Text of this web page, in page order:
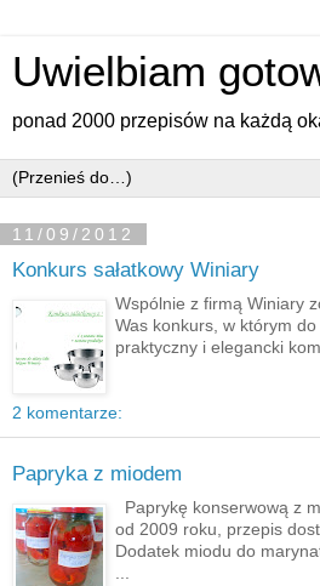
Uwielbiam
ponad 2000 przepisów na każdą
11/09/2012
Konkurs sałatkowy Winiary
Wspólnie z firmą Winiary
Was konkurs, w którym
praktyczny i elegancki
2 komentarze:
Papryka z miodem
Paprykę konserwową z
od 2009 roku, przepis
Dodatek miodu do
...